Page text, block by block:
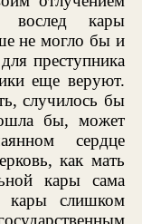
кары
не могло бы и
преступника
еще веруют.
случилось бы
бы, может
сердце
как мать
кары сама
кары слишком